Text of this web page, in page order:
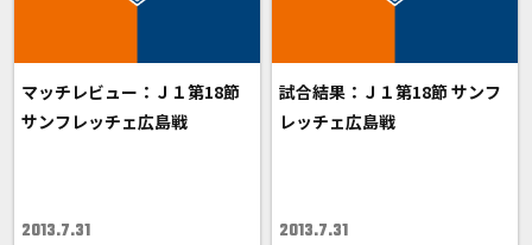
マッチレビュー：Ｊ１第18節
サンフレッチェ広島戦
2013.7.31
試合結果：Ｊ１第18節 サンフ
レッチェ広島戦
2013.7.31